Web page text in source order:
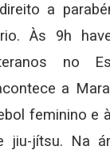
a
Às 9h
no
a
feminino e
jiu-jítsu. Na